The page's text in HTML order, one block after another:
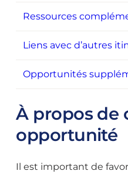
Ressources
Liens avec d’autres
Opportunités
À propos de
opportunité
Il est important de